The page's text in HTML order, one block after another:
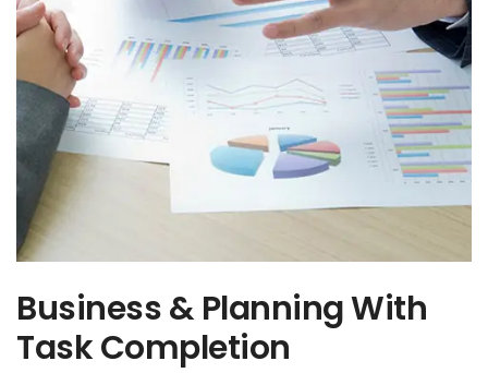
Business & Planning With
Task Completion